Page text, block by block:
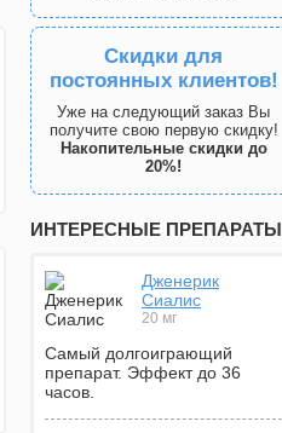
Скидки для
постоянных клиентов!
Уже на следующий заказ Вы
получите свою первую скидку!
Накопительные скидки до
20%!
ИНТЕРЕСНЫЕ ПРЕПАРАТЫ
Дженерик
Сиалис
20 мг
Самый долгоиграющий
препарат. Эффект до 36
часов.